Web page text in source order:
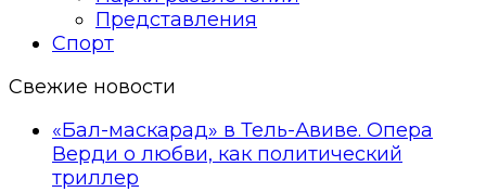
Представления
Спорт
Свежие новости
«Бал-маскарад» в Тель-Авиве. Опера
Верди о любви, как политический
триллер